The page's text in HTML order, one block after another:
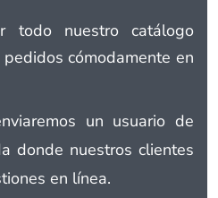
todo nuestro catálogo
cómodamente en
un usuario de
donde nuestros clientes
en línea.